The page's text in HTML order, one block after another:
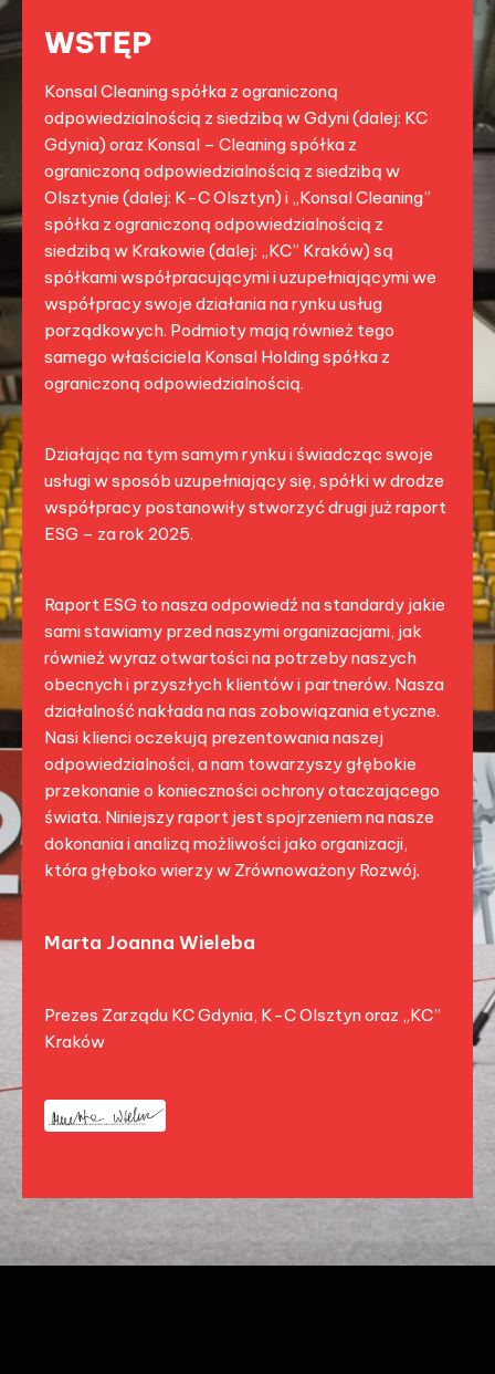
WSTĘP
Konsal Cleaning spółka z ograniczoną
odpowiedzialnością z siedzibą w Gdyni (dalej: KC
Gdynia) oraz Konsal – Cleaning spółka z
ograniczoną odpowiedzialnością z siedzibą w
Olsztynie (dalej: K-C Olsztyn) i „Konsal Cleaning”
spółka z ograniczoną odpowiedzialnością z
siedzibą w Krakowie (dalej: „KC” Kraków) są
spółkami współpracującymi i uzupełniającymi we
współpracy swoje działania na rynku usług
porządkowych. Podmioty mają również tego
samego właściciela Konsal Holding spółka z
ograniczoną odpowiedzialnością.
Działając na tym samym rynku i świadcząc swoje
usługi w sposób uzupełniający się, spółki w drodze
współpracy postanowiły stworzyć drugi już raport
ESG – za rok 2025.
Raport ESG to nasza odpowiedź na standardy jakie
sami stawiamy przed naszymi organizacjami, jak
również wyraz otwartości na potrzeby naszych
obecnych i przyszłych klientów i partnerów. Nasza
działalność nakłada na nas zobowiązania etyczne.
Nasi klienci oczekują prezentowania naszej
odpowiedzialności, a nam towarzyszy głębokie
przekonanie o konieczności ochrony otaczającego
świata. Niniejszy raport jest spojrzeniem na nasze
dokonania i analizą możliwości jako organizacji,
która głęboko wierzy w Zrównoważony Rozwój.
Marta Joanna Wieleba
Prezes Zarządu KC Gdynia, K-C Olsztyn oraz „KC”
Kraków